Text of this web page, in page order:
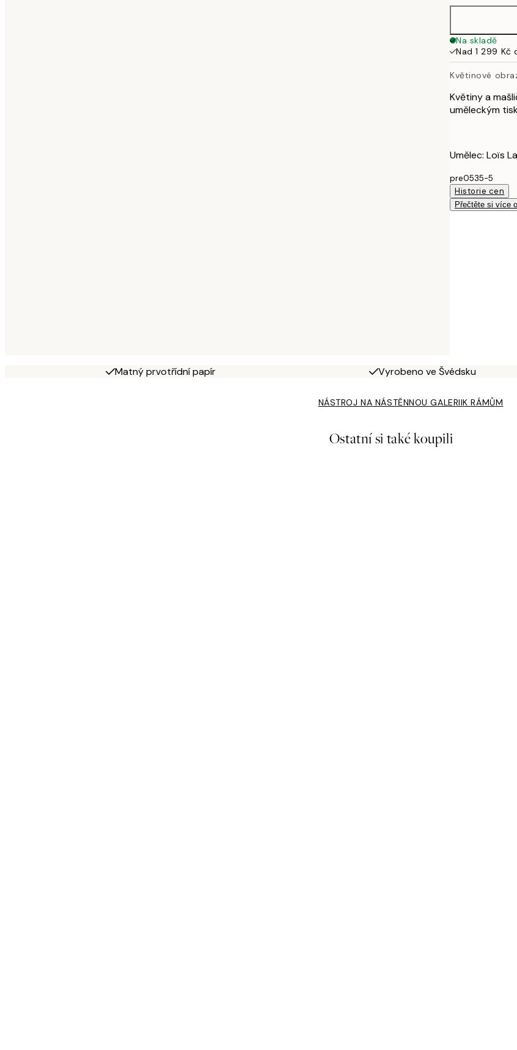
Na skladě
Nad 1 299 Kč
Květinové
Květiny a
uměleckým
Umělec: Loïs
pre0535-5
Historie cen
Přečtěte si více
Matný prvotřídní papír Vyrobeno ve Švédsku
NÁSTROJ NA NÁSTĚNNOU GALERIIK RÁMŮM
Ostatní si také koupili